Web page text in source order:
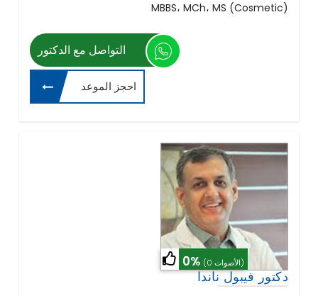
MBBS، MCh، MS (Cosmetic)
التواصل مع الدكتور
احجز الموعد
0% (0 الأصوات)
دكتور فيبول ناندا